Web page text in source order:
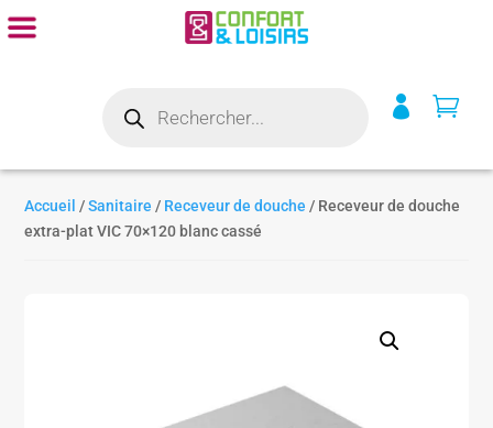
produits
 
Accueil /Sanitaire / Receveur de douche / Receveur de douche
extra-plat VIC 70×120 blanc cassé